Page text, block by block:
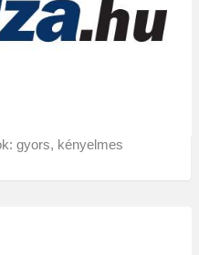
gyors, kényelmes